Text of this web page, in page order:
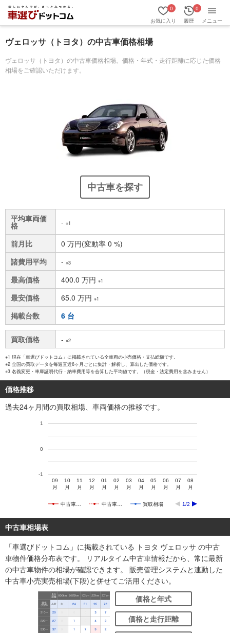
お気に入り
0
履歴
0
メニュー
ヴェロッサ（トヨタ）の中古車価格相場
ヴェロッサ（トヨタ）の中古車価格相場。価格・年式・走行距離に応じた価格
相場をご確認いただけます。
中古車を探す
平均車両価
格 - ※1
前月比
0 万円(変動率 0 %)
諸費用平均
- ※3
最高価格 400.0 万円 ※1
最安価格 65.0 万円 ※1
掲載台数 6 台
買取価格 - ※2
※1 現在「車選びドットコム」に掲載されている全車両の小売価格・支払総額です。
※2 全国の買取データを毎週直近6ヶ月ごとに集計・解析し、算出した価格です。
※3 名義変更・車庫証明代行・納車費用等を合算した平均値です。（税金・法定費用を含みません）
価格推移
過去24ヶ月間の買取相場、車両価格の推移です。
中古車… 中古車… 買取相場 1/2
09
月
10
月
11
月
12
月
01
月
02
月
03
月
04
月
05
月
06
月
07
月
08
月
-1
0
1
中古車相場表
「車選びドットコム」に掲載されている トヨタ ヴェロッサ の中古
車物件価格分布表です。 リアルタイム中古車情報だから、常に最新
の中古車物件の相場が確認できます。 販売管理システムと連動した
中古車小売実売相場(下段)と併せてご活用ください。
価格と年式
価格と走行距離